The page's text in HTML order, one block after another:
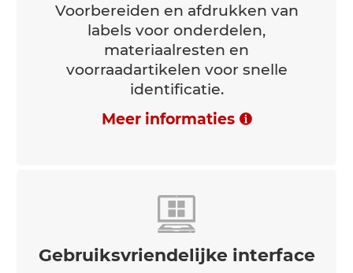
Voorbereiden en afdrukken van
labels voor onderdelen,
materiaalresten en
voorraadartikelen voor snelle
identificatie.
Meer informaties
Gebruiksvriendelijke interface